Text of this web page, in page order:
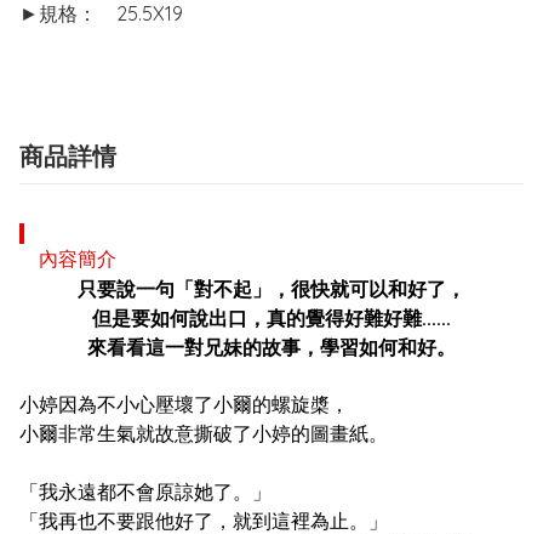
►規格：	25.5X19
商品詳情
內容簡介
只要說一句「對不起」，很快就可以和好了，
但是要如何說出口，真的覺得好難好難......
來看看這一對兄妹的故事，學習如何和好。
小婷因為不小心壓壞了小爾的螺旋槳，
小爾非常生氣就故意撕破了小婷的圖畫紙。
「我永遠都不會原諒她了。」
「我再也不要跟他好了，就到這裡為止。」